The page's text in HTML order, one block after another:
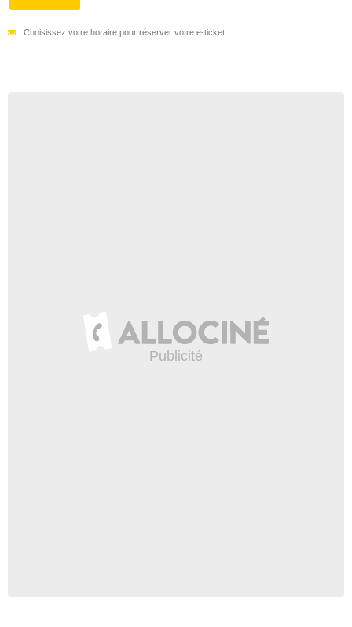
Choisissez votre horaire pour réserver votre e-ticket.